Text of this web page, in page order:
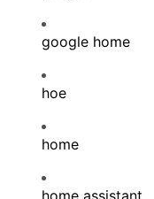
google home
hoe
home
home assistant